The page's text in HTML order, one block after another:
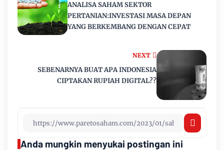
NEXT
SEBENARNYA BUAT APA INDONESIA
CIPTAKAN RUPIAH DIGITAL??
ANALISA SAHAM SEKTOR
PERTANIAN:INVESTASI MASA DEPAN
YANG BERKEMBANG DENGAN CEPAT
Anda mungkin menyukai postingan ini